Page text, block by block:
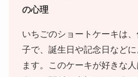
の心理
いちごのショートケーキは
子で、誕生日や記念日など
ます。このケーキが好きな